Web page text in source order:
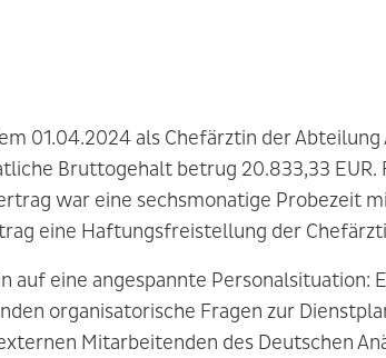
01.04.2024 als Chefärztin der
Bruttogehalt betrug 20.833,33
war eine sechsmonatige Probezeit
eine Haftungsfreistellung der
eine angespannte Personalsituation:
organisatorische Fragen zur
Mitarbeitenden des Deutschen